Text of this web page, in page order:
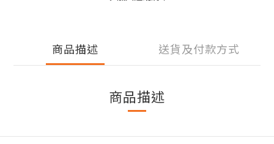
商品描述 送貨及付款方式
商品描述